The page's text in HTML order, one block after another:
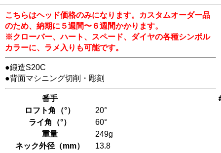
こちらはヘッド価格のみになります。カスタムオーダー品
のため、納期に５週間〜６週間かかります。
※クローバー、ハート、スペード、ダイヤの各種シンボル
カラーに、ラメ入りも可能です。
●鍛造S20C
●背面マシニング切削・彫刻
番手
ロフト角（°）
20°
ライ角（°）
60°
重量
249g
ネック外径（mm）
13.8